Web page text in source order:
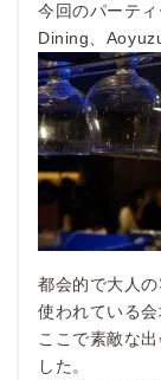
今回のパーテ
Dining、
都会的で大人
使われている会
ここで素敵な
した。